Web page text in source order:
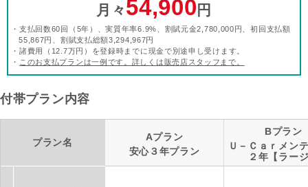
月々54,900 円
・支払回数60回（5年）、実質年率6.9%、割賦元金2,780,000円、初回支払額
55,867円、割賦支払総額3,294,967円
・諸費用（12.7万円）を登録時までに現金で別途申し受けます。
・ このお支払プランは一例です。詳しくは販売店スタッフまで。
付帯プラン内容
プラン名
Aプラン
安心３年プラン
Bプラン
Ｕ－Ｃａｒメン
２年【ラー